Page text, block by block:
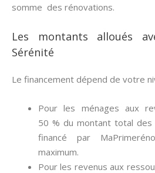
somme des rénovations.
Les montants alloués
Sérénité
Le financement dépend de votre
Pour les ménages aux
50 % du montant total
financé par
maximum.
Pour les revenus aux